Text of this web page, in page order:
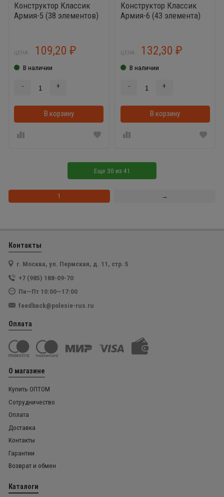
Конструктор Классик
Армия-5 (38 элементов)
ЦЕНА: 109,20 ₽
В наличии
- +
В корзину В корзинке
Конструктор Классик
Армия-6 (43 элемента)
ЦЕНА: 132,30₽
В наличии
- +
В корзину
Еще 30 из 41
1 →
Контакты
г. Москва, ул. Пермская, д. 11, стр. 5
+7 (985) 188-09-70
Пн—Пт 10:00—17:00
feedback@polesie-rus.ru
Оплата
О магазине
Купить ОПТОМ
Сотрудничество
Оплата
Доставка
Контакты
Гарантии
Возврат и обмен
Каталоги